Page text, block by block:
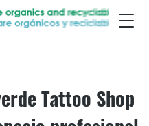
Tattoo Shop